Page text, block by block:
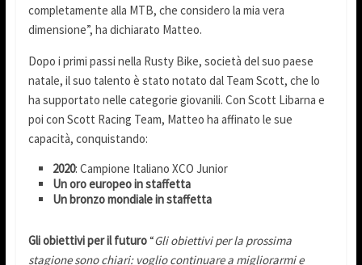
completamente alla MTB, che considero la mia vera
dimensione”, ha dichiarato Matteo.
Dopo i primi passi nella Rusty Bike, società del suo paese
natale, il suo talento è stato notato dal Team Scott, che lo
ha supportato nelle categorie giovanili. Con Scott Libarna e
poi con Scott Racing Team, Matteo ha affinato le sue
capacità, conquistando:
2020: Campione Italiano XCO Junior
Un oro europeo in staffetta
Un bronzo mondiale in staffetta
Gli obiettivi per il futuro“Gli obiettivi per la prossima
stagione sono chiari: voglio continuare a migliorarmi e